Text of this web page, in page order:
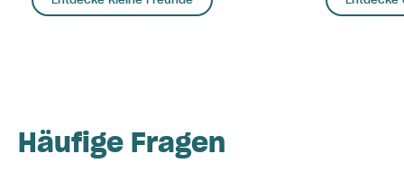
Häufige Fragen